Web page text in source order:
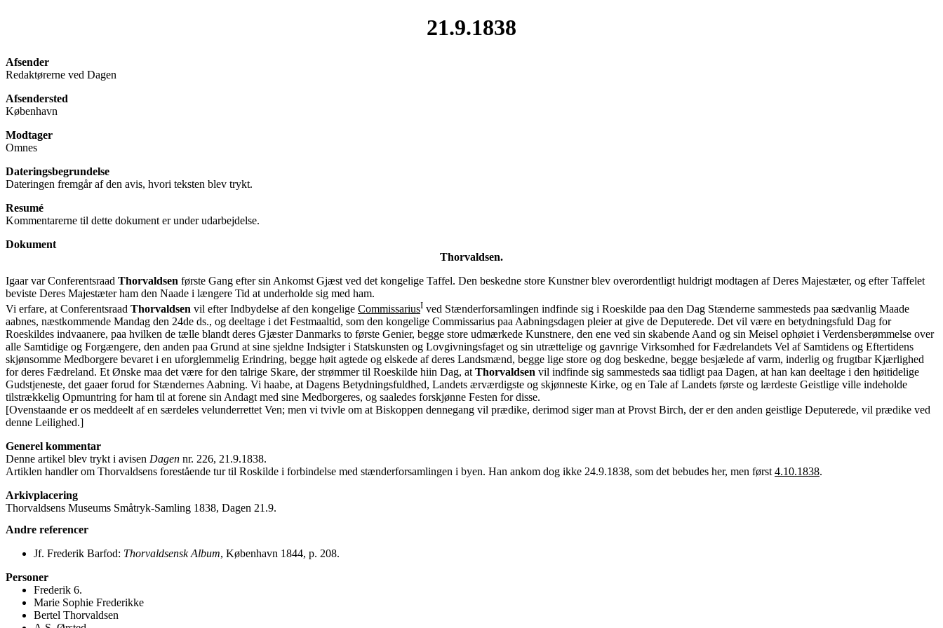
21.9.1838
Afsender
Redaktørerne ved Dagen
Afsendersted
København
Modtager
Omnes
Dateringsbegrundelse
Dateringen fremgår af den avis, hvori teksten blev trykt.
Resumé
Kommentarerne til dette dokument er under udarbejdelse.
Dokument
Thorvaldsen.
Igaar var Conferentsraad Thorvaldsen første Gang efter sin Ankomst Gjæst ved det kongelige Taffel. Den beskedne store Kunstner blev overordentligt huldrigt modtagen af Deres Majestæter, og efter Taffelet
beviste Deres Majestæter ham den Naade i længere Tid at underholde sig med ham.
Vi erfare, at Conferentsraad Thorvaldsen vil efter Indbydelse af den kongelige CommissariusI ved Stænderforsamlingen indfinde sig i Roeskilde paa den Dag Stænderne sammesteds paa sædvanlig Maade
aabnes, næstkommende Mandag den 24de ds., og deeltage i det Festmaaltid, som den kongelige Commissarius paa Aabningsdagen pleier at give de Deputerede. Det vil være en betydningsfuld Dag for
Roeskildes indvaanere, paa hvilken de tælle blandt deres Gjæster Danmarks to første Genier, begge store udmærkede Kunstnere, den ene ved sin skabende Aand og sin Meisel ophøiet i Verdensberømmelse over
alle Samtidige og Forgængere, den anden paa Grund at sine sjeldne Indsigter i Statskunsten og Lovgivningsfaget og sin utrættelige og gavnrige Virksomhed for Fædrelandets Vel af Samtidens og Eftertidens
skjønsomme Medborgere bevaret i en uforglemmelig Erindring, begge høit agtede og elskede af deres Landsmænd, begge lige store og dog beskedne, begge besjælede af varm, inderlig og frugtbar Kjærlighed
for deres Fædreland. Et Ønske maa det være for den talrige Skare, der strømmer til Roeskilde hiin Dag, at Thorvaldsen vil indfinde sig sammesteds saa tidligt paa Dagen, at han kan deeltage i den høitidelige
Gudstjeneste, det gaaer forud for Stændernes Aabning. Vi haabe, at Dagens Betydningsfuldhed, Landets ærværdigste og skjønneste Kirke, og en Tale af Landets første og lærdeste Geistlige ville indeholde
tilstrækkelig Opmuntring for ham til at forene sin Andagt med sine Medborgeres, og saaledes forskjønne Festen for disse.
[Ovenstaande er os meddeelt af en særdeles velunderrettet Ven; men vi tvivle om at Biskoppen dennegang vil prædike, derimod siger man at Provst Birch, der er den anden geistlige Deputerede, vil prædike ved
denne Leilighed.]
Generel kommentar
Denne artikel blev trykt i avisen Dagen nr. 226, 21.9.1838.
Artiklen handler om Thorvaldsens forestående tur til Roskilde i forbindelse med stænderforsamlingen i byen. Han ankom dog ikke 24.9.1838, som det bebudes her, men først 4.10.1838.
Arkivplacering
Thorvaldsens Museums Småtryk-Samling 1838, Dagen 21.9.
Andre referencer
Jf. Frederik Barfod: Thorvaldsensk Album, København 1844, p. 208.
Personer
Frederik 6.
Marie Sophie Frederikke
Bertel Thorvaldsen